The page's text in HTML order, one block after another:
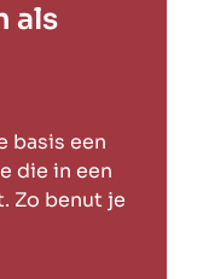
als
basis een
die in een
Zo benut je